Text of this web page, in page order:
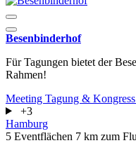
Besenbinderhof
Für Tagungen bietet der
Rahmen!
Meeting Tagung & Kongress
+3
Hamburg
5 Eventflächen 7 km zum